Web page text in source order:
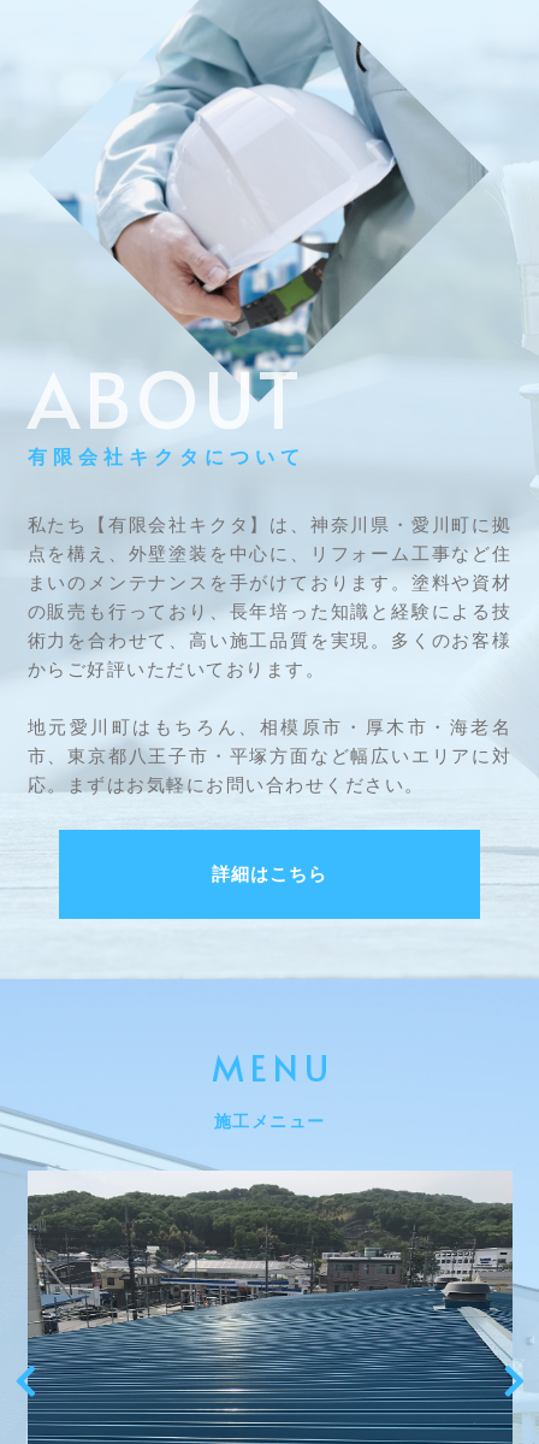
ABOUT
有限会社キクタについて
私たち【有限会社キクタ】は、神奈川県・愛川町に拠
点を構え、外壁塗装を中心に、リフォーム工事など住
まいのメンテナンスを手がけております。塗料や資材
の販売も行っており、長年培った知識と経験による技
術力を合わせて、高い施工品質を実現。多くのお客様
からご好評いただいております。
地元愛川町はもちろん、相模原市・厚木市・海老名
市、東京都八王子市・平塚方面など幅広いエリアに対
応。まずはお気軽にお問い合わせください。
詳細はこちら
MENU
施工メニュー